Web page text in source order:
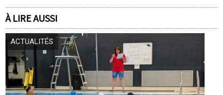
À LIRE AUSSI
ACTUALITÉS